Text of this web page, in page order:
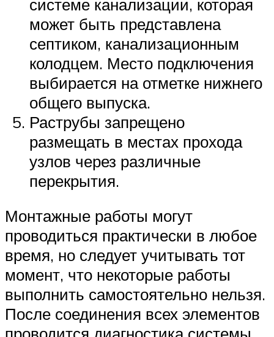
системе канализации, которая
может быть представлена
септиком, канализационным
колодцем. Место подключения
выбирается на отметке нижнего
общего выпуска.
Раструбы запрещено
размещать в местах прохода
узлов через различные
перекрытия.
Монтажные работы могут
проводиться практически в любое
время, но следует учитывать тот
момент, что некоторые работы
выполнить самостоятельно нельзя.
После соединения всех элементов